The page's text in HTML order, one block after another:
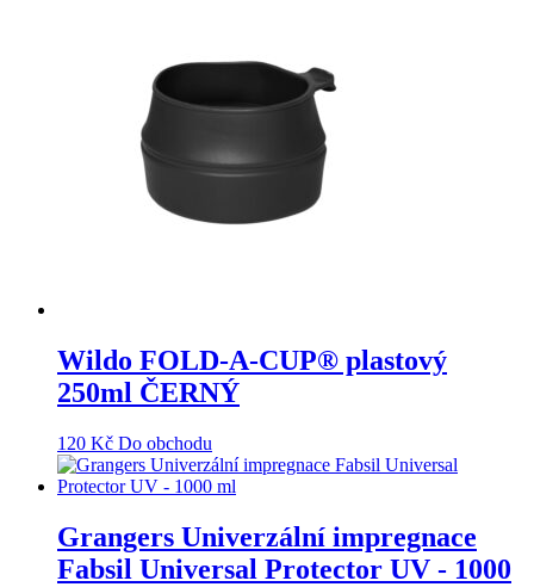
Wildo FOLD-A-CUP® plastový
250ml ČERNÝ
120 Kč Do obchodu
Grangers Univerzální impregnace
Fabsil Universal Protector UV - 1000